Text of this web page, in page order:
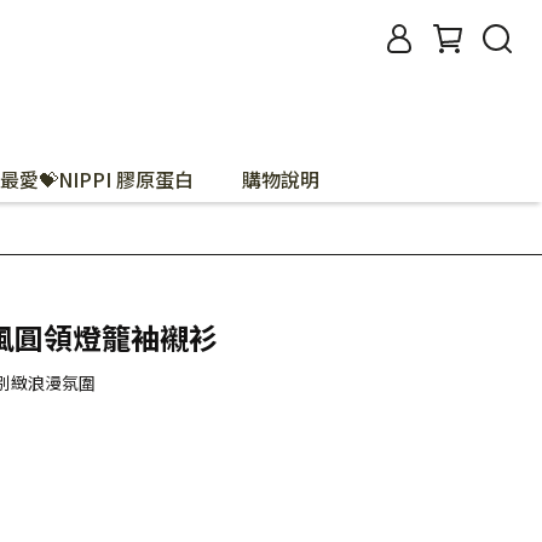
愛💝NIPPI 膠原蛋白 購物說明
圓領燈籠袖襯衫
緻浪漫氛圍